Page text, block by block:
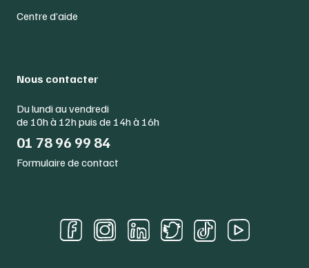
Centre d’aide
Nous contacter
Du lundi au vendredi
de 10h à 12h puis de 14h à 16h
01 78 96 99 84
Formulaire de contact